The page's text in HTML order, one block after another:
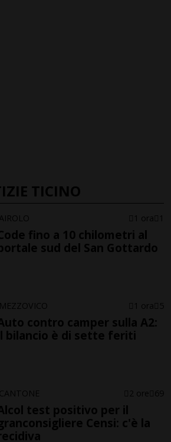
TICINO
AIROLO 1 ora 1
fino a 10 chilometri al
sud del San Gottardo
MEZZOVICO 1 ora 5
contro camper sulla A2:
bilancio è di sette feriti
CANTONE 2 ore 69
test positivo per il
Censi: c'è la